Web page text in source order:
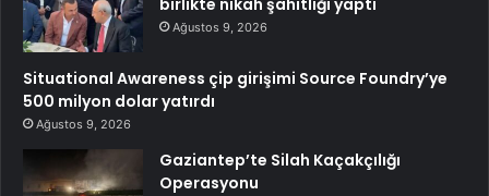
birlikte nikah şahitliği yaptı
Ağustos 9, 2026
Situational Awareness çip girişimi Source Foundry’ye
500 milyon dolar yatırdı
Ağustos 9, 2026
Gaziantep’te Silah Kaçakçılığı
Operasyonu